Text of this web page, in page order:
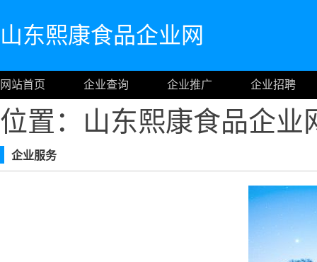
山东熙康食品企业网
网站首页 企业查询 企业推广 企业招聘
位置：山东熙康食品企业
企业服务